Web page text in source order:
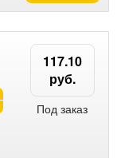
117.10
руб.
Под заказ